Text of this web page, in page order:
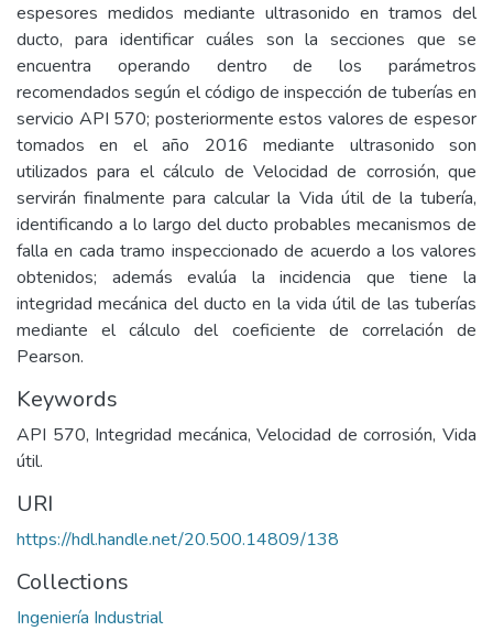
espesores medidos mediante ultrasonido en tramos del
ducto, para identificar cuáles son la secciones que se
encuentra operando dentro de los parámetros
recomendados según el código de inspección de tuberías en
servicio API 570; posteriormente estos valores de espesor
tomados en el año 2016 mediante ultrasonido son
utilizados para el cálculo de Velocidad de corrosión, que
servirán finalmente para calcular la Vida útil de la tubería,
identificando a lo largo del ducto probables mecanismos de
falla en cada tramo inspeccionado de acuerdo a los valores
obtenidos; además evalúa la incidencia que tiene la
integridad mecánica del ducto en la vida útil de las tuberías
mediante el cálculo del coeficiente de correlación de
Pearson.
Keywords
API 570, Integridad mecánica, Velocidad de corrosión, Vida
útil.
URI
https://hdl.handle.net/20.500.14809/138
Collections
Ingeniería Industrial